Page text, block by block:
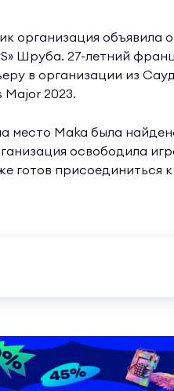
организация объявила
Шруба. 27-летний
в организации из
Major 2023.
место Maka была
освободила
готов присоединиться